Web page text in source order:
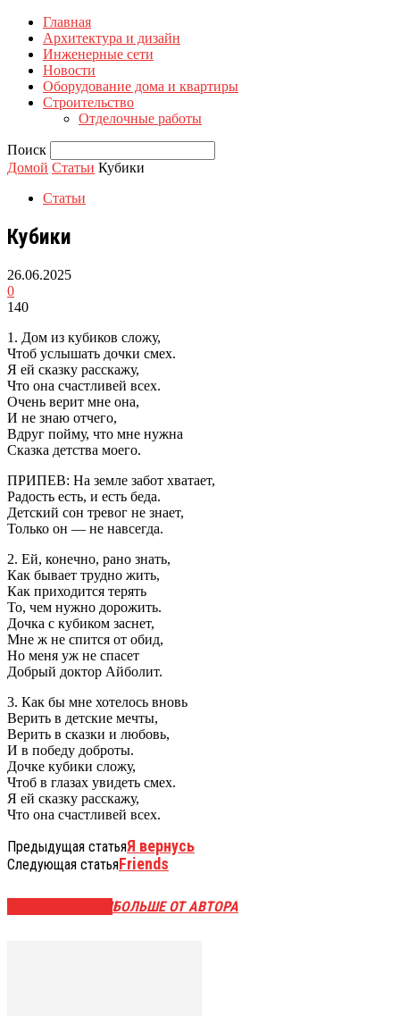
Главная
Архитектура и дизайн
Инженерные сети
Новости
Оборудование дома и квартиры
Строительство
Отделочные работы
Поиск
Домой Статьи Кубики
Статьи
Кубики
26.06.2025
0
140
1. Дом из кубиков сложу,
Чтоб услышать дочки смех.
Я ей сказку расскажу,
Что она счастливей всех.
Очень верит мне она,
И не знаю отчего,
Вдруг пойму, что мне нужна
Сказка детства моего.
ПРИПЕВ: На земле забот хватает,
Радость есть, и есть беда.
Детский сон тревог не знает,
Только он — не навсегда.
2. Ей, конечно, рано знать,
Как бывает трудно жить,
Как приходится терять
То, чем нужно дорожить.
Дочка с кубиком заснет,
Мне ж не спится от обид,
Но меня уж не спасет
Добрый доктор Айболит.
3. Как бы мне хотелось вновь
Верить в детские мечты,
Верить в сказки и любовь,
И в победу доброты.
Дочке кубики сложу,
Чтоб в глазах увидеть смех.
Я ей сказку расскажу,
Что она счастливей всех.
Предыдущая статьяЯ вернусь
Следующая статьяFriends
БОЛЬШЕ ОТ АВТОРА